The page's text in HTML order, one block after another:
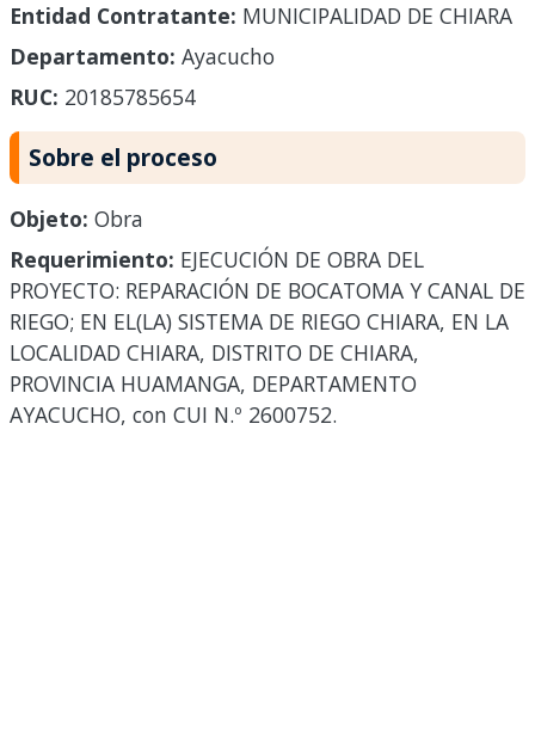
Entidad Contratante: MUNICIPALIDAD DE CHIARA
Departamento: Ayacucho
RUC: 20185785654
Sobre el proceso
Objeto: Obra
Requerimiento: EJECUCIÓN DE OBRA DEL
PROYECTO: REPARACIÓN DE BOCATOMA Y CANAL DE
RIEGO; EN EL(LA) SISTEMA DE RIEGO CHIARA, EN LA
LOCALIDAD CHIARA, DISTRITO DE CHIARA,
PROVINCIA HUAMANGA, DEPARTAMENTO
AYACUCHO, con CUI N.º 2600752.